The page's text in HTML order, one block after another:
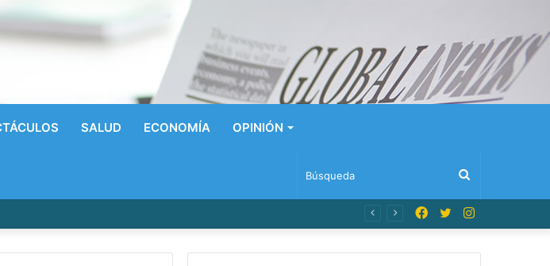
SALUD ECONOMÍA OPINIÓN
Búsqueda
y la Hazaña Dorada de la Natación Dominicana Instagram
Twitter
Facebook